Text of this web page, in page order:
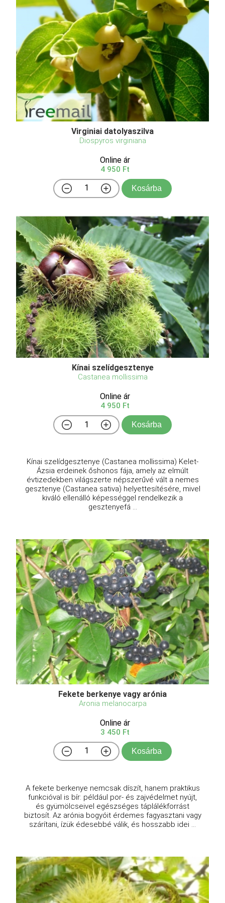
Virginiai datolyaszilva
Diospyros virginiana
Online ár
4 950 Ft
Kosárba
Kínai szelídgesztenye
Castanea mollissima
Online ár
4 950 Ft
Kosárba
Kínai szelídgesztenye (Castanea mollissima) Kelet-
Ázsia erdeinek őshonos fája, amely az elmúlt
évtizedekben világszerte népszerűvé vált a nemes
gesztenye (Castanea sativa) helyettesítésére, mivel
kiváló ellenálló képességgel rendelkezik a
gesztenyefá ...
Fekete berkenye vagy arónia
Aronia melanocarpa
Online ár
3 450 Ft
Kosárba
A fekete berkenye nemcsak díszít, hanem praktikus
funkcióval is bír: például por- és zajvédelmet nyújt,
és gyümölcseivel egészséges táplálékforrást
biztosít. Az arónia bogyóit érdemes fagyasztani vagy
szárítani, ízük édesebbé válik, és hosszabb idei ...